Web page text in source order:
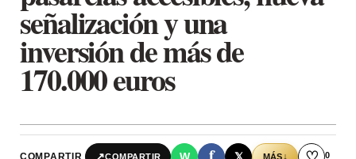
señalización y una
inversión de más de
170.000 euros
COMPARTIR MÁS 0